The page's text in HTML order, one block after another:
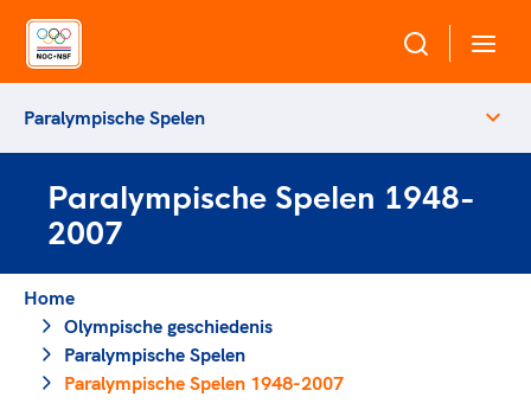
Over NOC*NSF
Sportagenda 2032
Leden
Algemene Vergadering
Raad van Toezicht en Bestuur
Merkbescherming NOC*NSF
Sportdeelname
Bonden en professionals in de sport
Beleidsmedewerkers
Clubbestuurders
Coördinatoren en opleiders
Topsport
Voor talentvolle sporters
Voor bonden
Paralympische Spelen
Paralympische Spelen 1948-
2007
Home
Olympische geschiedenis
Paralympische Spelen
Paralympische Spelen 1948-2007